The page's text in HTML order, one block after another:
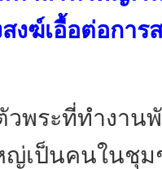
งฆ์เอื้อต่อกา
ะที่ทำงานพัฒ
ญ่เป็นคนในชุ